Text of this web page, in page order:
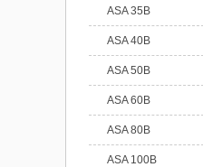
ASA 35B
ASA 40B
ASA 50B
ASA 60B
ASA 80B
ASA 100B